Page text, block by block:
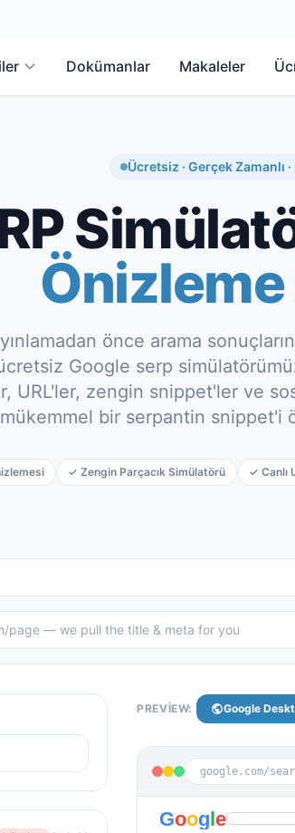
Dokümanlar Makaleler
Ücretsiz · Gerçek Zamanlı ·
Önizleme
önce arama
Google serp
URL'ler, zengin snippet'ler ve
mükemmel bir serpantin snippet'i
✓ Zengin Parçacık Simülatörü ✓ Canlı
PREVIEW: Google
google.com/
Google